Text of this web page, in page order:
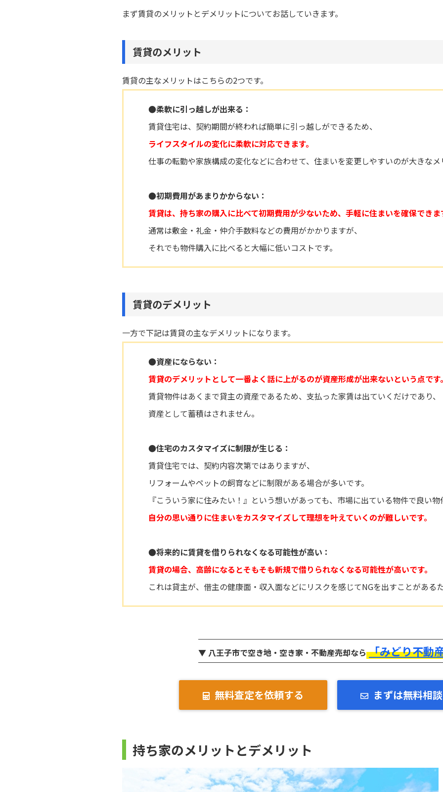
まず賃貸のメリットとデメリットについてお話していきます。
賃貸のメリット
賃貸の主なメリットはこちらの2つです。
●柔軟に引っ越しが出来る：
賃貸住宅は、契約期間が終われば簡単に引っ越しができるため、
ライフスタイルの変化に柔軟に対応できます。
仕事の転勤や家族構成の変化などに合わせて、住まいを変更しやすいのが大きなメ
●初期費用があまりかからない：
賃貸は、持ち家の購入に比べて初期費用が少ないため、手軽に住まいを確保できま
通常は敷金・礼金・仲介手数料などの費用がかかりますが、
それでも物件購入に比べると大幅に低いコストです。
賃貸のデメリット
一方で下記は賃貸の主なデメリットになります。
●資産にならない：
賃貸のデメリットとして一番よく話に上がるのが資産形成が出来ないという点です
賃貸物件はあくまで貸主の資産であるため、支払った家賃は出ていくだけであり、
資産として蓄積はされません。
●住宅のカスタマイズに制限が生じる：
賃貸住宅では、契約内容次第ではありますが、
リフォームやペットの飼育などに制限がある場合が多いです。
『こういう家に住みたい！』という想いがあっても、市場に出ている物件で良い
自分の思い通りに住まいをカスタマイズして理想を叶えていくのが難しいです。
●将来的に賃貸を借りられなくなる可能性が高い：
賃貸の場合、高齢になるとそもそも新規で借りられなくなる可能性が高いです。
これは貸主が、借主の健康面・収入面などにリスクを感じてNGを出すことがある
▼ 八王子市で空き地・空き家・不動産売却なら 「みどり不動
無料査定を依頼する まずは無料相
持ち家のメリットとデメリット